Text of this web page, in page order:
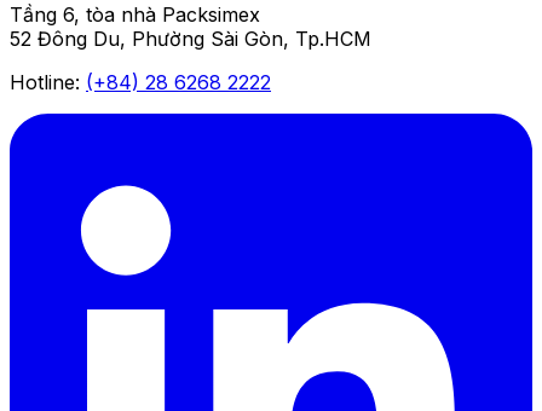
Tầng 6, tòa nhà Packsimex
52 Đông Du, Phường Sài Gòn, Tp.HCM
Hotline: (+84) 28 6268 2222